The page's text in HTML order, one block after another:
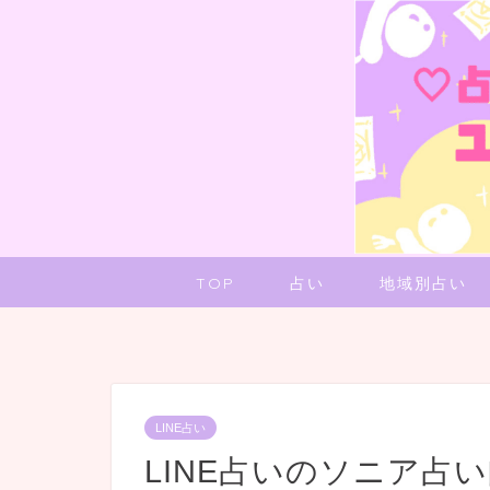
TOP 占い 地域別占い
LINE占い
LINE占いのソニア占